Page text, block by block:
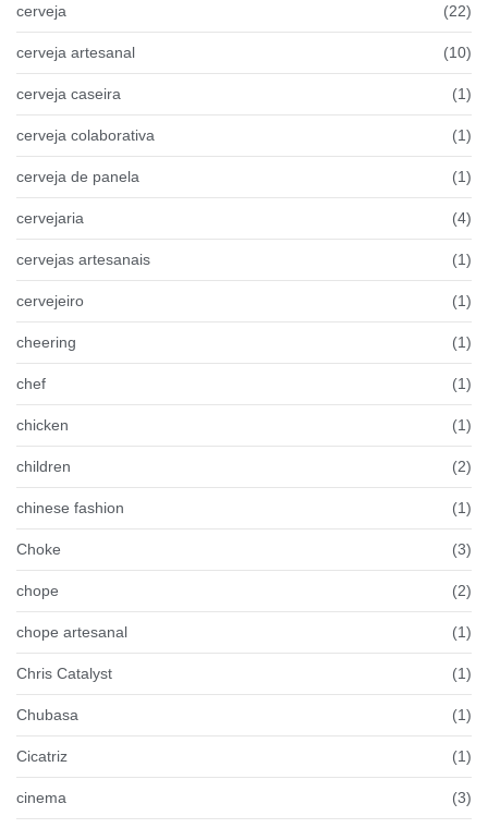
cerveja (22)
cerveja artesanal (10)
cerveja caseira (1)
cerveja colaborativa (1)
cerveja de panela (1)
cervejaria (4)
cervejas artesanais (1)
cervejeiro (1)
cheering (1)
chef (1)
chicken (1)
children (2)
chinese fashion (1)
Choke (3)
chope (2)
chope artesanal (1)
Chris Catalyst (1)
Chubasa (1)
Cicatriz (1)
cinema (3)